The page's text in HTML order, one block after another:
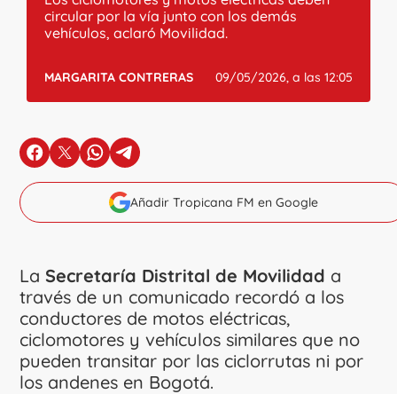
circular por la vía junto con los demás
vehículos, aclaró Movilidad.
MARGARITA CONTRERAS 09/05/2026, a las 12:05
en Facebook
en Xen Whatsapp
en Telegram
Añadir Tropicana FM en Google
LaSecretaría Distrital de Movilidad a
través de un comunicado recordó a los
conductores de motos eléctricas,
ciclomotores y vehículos similares que no
pueden transitar por las ciclorrutas ni por
los andenes en Bogotá.